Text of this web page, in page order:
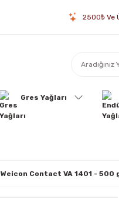
2500₺ Ve
Gres Yağları
Weicon Contact VA 1401 - 500